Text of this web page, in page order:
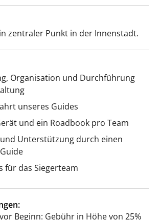
zentraler Punkt in der Innenstadt.
Organisation und Durchführung
unseres Guides
und ein Roadbook pro Team
Unterstützung durch einen
für das Siegerteam
Beginn: Gebühr in Höhe von 25%